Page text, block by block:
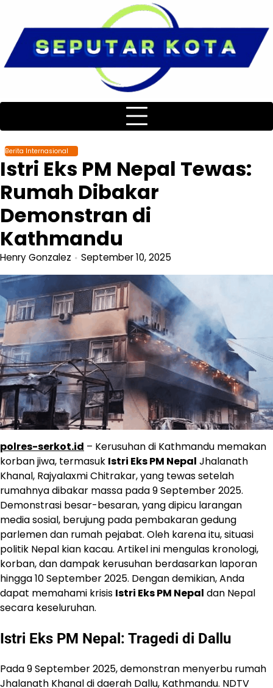
content
Berita Internasional
Istri Eks PM Nepal Tewas:
Rumah Dibakar
Demonstran di
Kathmandu
Henry Gonzalez September 10, 2025
polres-serkot.id – Kerusuhan di Kathmandu memakan
korban jiwa, termasuk Istri Eks PM Nepal Jhalanath
Khanal, Rajyalaxmi Chitrakar, yang tewas setelah
rumahnya dibakar massa pada 9 September 2025.
Demonstrasi besar-besaran, yang dipicu larangan
media sosial, berujung pada pembakaran gedung
parlemen dan rumah pejabat. Oleh karena itu, situasi
politik Nepal kian kacau. Artikel ini mengulas kronologi,
korban, dan dampak kerusuhan berdasarkan laporan
hingga 10 September 2025. Dengan demikian, Anda
dapat memahami krisis Istri Eks PM Nepal dan Nepal
secara keseluruhan.
Istri Eks PM Nepal : Tragedi di Dallu
Pada 9 September 2025, demonstran menyerbu rumah
Jhalanath Khanal di daerah Dallu, Kathmandu. NDTV